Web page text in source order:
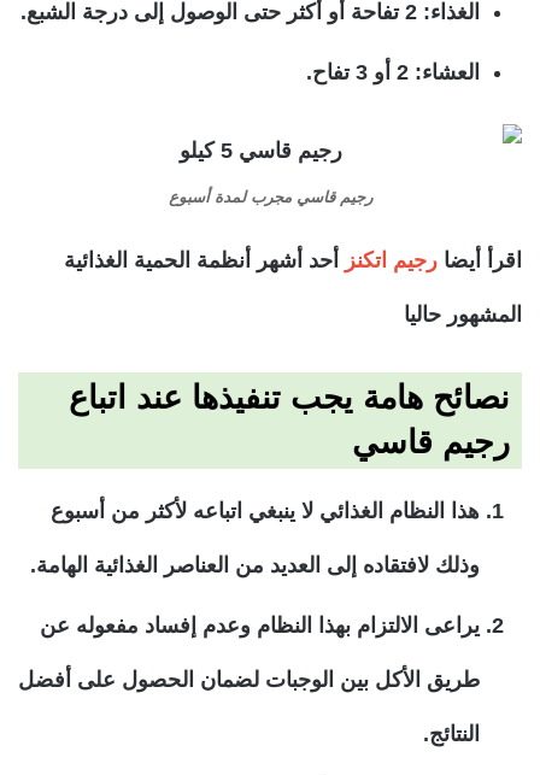
الغذاء: 2 تفاحة أو أكثر حتى الوصول إلى درجة الشبع.
العشاء: 2 أو 3 تفاح.
رجيم قاسي مجرب لمدة أسبوع
اقرأ أيضا رجيم اتكنز أحد أشهر أنظمة الحمية الغذائية
المشهور حاليا
نصائح هامة يجب تنفيذها عند اتباع
رجيم قاسي
هذا النظام الغذائي لا ينبغي اتباعه لأكثر من أسبوع
وذلك لافتقاده إلى العديد من العناصر الغذائية الهامة.
يراعى الالتزام بهذا النظام وعدم إفساد مفعوله عن
طريق الأكل بين الوجبات لضمان الحصول على أفضل
النتائج.